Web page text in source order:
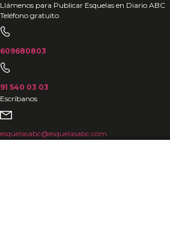
Ir
al
contenido
Llámenos para Publicar Esquelas en Diario ABC
Teléfono gratuito
609680803
91 540 03 03
Escríbanos
esquelasabc@esquelasabc.com